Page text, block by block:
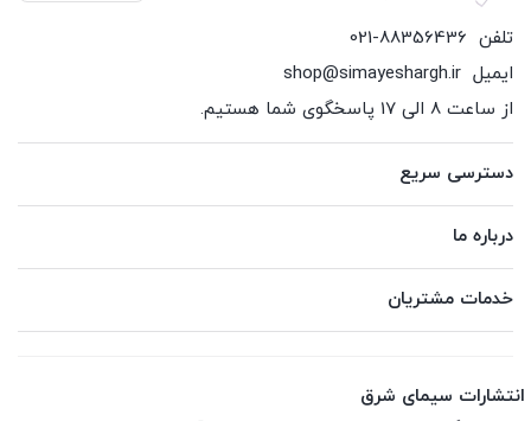
تلفن 021-88356436
ایمیل shop@simayeshargh.ir
از ساعت 8 الی 17 پاسخگوی شما هستیم.
دسترسی سریع
درباره ما
خدمات مشتریان
انتشارات سیمای شرق